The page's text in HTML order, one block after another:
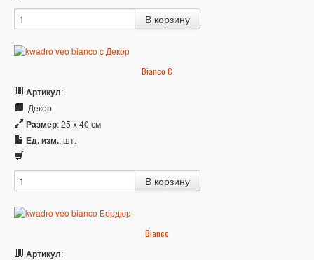
Bianco C
Артикул:
Декор
Размер: 25 x 40 см
Ед. изм.: шт.
Bianco
Артикул: